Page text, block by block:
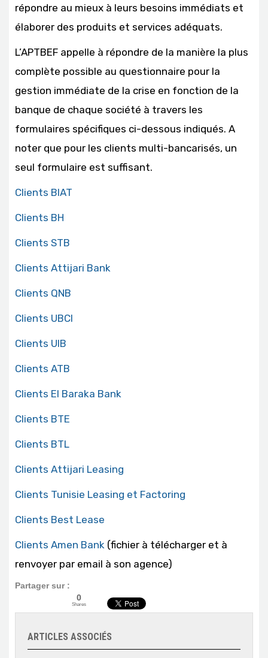
répondre au mieux à leurs besoins immédiats et
élaborer des produits et services adéquats.
L’APTBEF appelle à répondre de la manière la plus
complète possible au questionnaire pour la
gestion immédiate de la crise en fonction de la
banque de chaque société à travers les
formulaires spécifiques ci-dessous indiqués. A
noter que pour les clients multi-bancarisés, un
seul formulaire est suffisant.
Clients BIAT
Clients BH
Clients STB
Clients Attijari Bank
Clients QNB
Clients UBCI
Clients UIB
Clients ATB
Clients El Baraka Bank
Clients BTE
Clients BTL
Clients Attijari Leasing
Clients Tunisie Leasing et Factoring
Clients Best Lease
Clients Amen Bank (fichier à télécharger et à
renvoyer par email à son agence)
Partager sur :
0
Shares
ARTICLES ASSOCIÉS